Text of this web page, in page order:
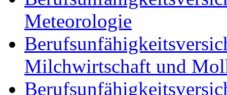
Meteorologie
Milchwirtschaft und